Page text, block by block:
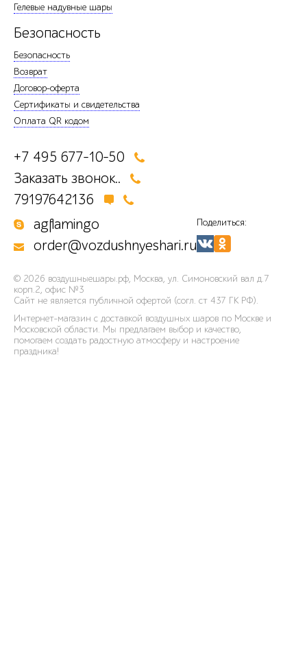
Гелевые надувные шары
Безопасность
Безопасность
Возврат
Договор-оферта
Сертификаты и свидетельства
Оплата QR кодом
+7 495 677-10-50
Заказать звонок..
79197642136
agflamingo
order@vozdushnyeshari.ru
Поделиться:
© 2026 воздушныешары.рф, Москва, ул. Симоновский вал д.7
корп.2, офис №3
Сайт не является публичной офертой (согл. ст 437 ГК РФ).
Интернет-магазин с доставкой воздушных шаров по Москве и
Московской области. Мы предлагаем выбор и качество,
помогаем создать радостную атмосферу и настроение
праздника!